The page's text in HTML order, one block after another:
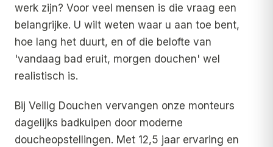
werk zijn? Voor veel mensen is die vraag een
belangrijke. U wilt weten waar u aan toe bent,
hoe lang het duurt, en of die belofte van
'vandaag bad eruit, morgen douchen' wel
realistisch is.
Bij Veilig Douchen vervangen onze monteurs
dagelijks badkuipen door moderne
doucheopstellingen. Met 12,5 jaar ervaring en